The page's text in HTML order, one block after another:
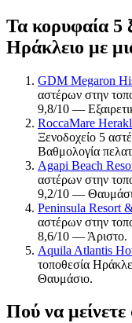
Τα κορυφαία 5
Ηράκλειο με
GDM Megaron
αστέρων στην
9,8/10 —
RoccaMare
Ξενοδοχείο 5
Βαθμολογία
Agapi Beach
αστέρων στην
9,2/10 —
Peninsula Resort
αστέρων στην
8,6/10 — Άριστο.
Aquila Atlantis
τοποθεσία
Θαυμάσιο.
Πού να